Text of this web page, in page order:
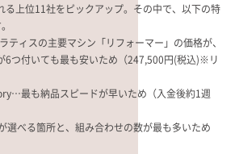
る上位11社をピックアップ。その中で、以下の特
ィスの主要マシン「リフォーマー」の価格が、
6つ付いても最も安いため（247,500円(税込)※リ
最も納品スピードが早いため（入金後約1週
べる箇所と、組み合わせの数が最も多いため